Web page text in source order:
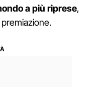
a più riprese,